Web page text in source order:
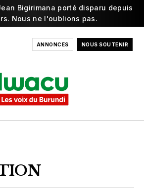
Bigirimana porté disparu depuis
Nous ne l'oublions pas.
ANNONCES NOUS SOUTENIR